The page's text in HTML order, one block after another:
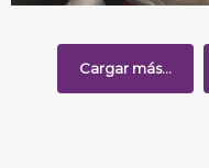
Cargar más...